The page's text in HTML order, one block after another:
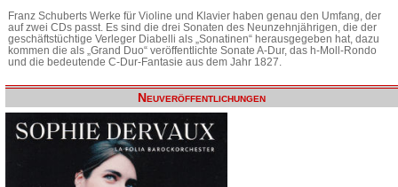
Franz Schuberts Werke für Violine und Klavier haben genau den Umfang, der
auf zwei CDs passt. Es sind die drei Sonaten des Neunzehnjährigen, die der
geschäftstüchtige Verleger Diabelli als „Sonatinen“ herausgegeben hat, dazu
kommen die als „Grand Duo“ veröffentlichte Sonate A-Dur, das h-Moll-Rondo
und die bedeutende C-Dur-Fantasie aus dem Jahr 1827.
Neuveröffentlichungen